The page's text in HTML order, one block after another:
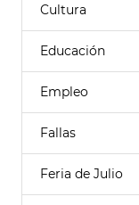
Cultura
Educación
Empleo
Fallas
Feria de Julio